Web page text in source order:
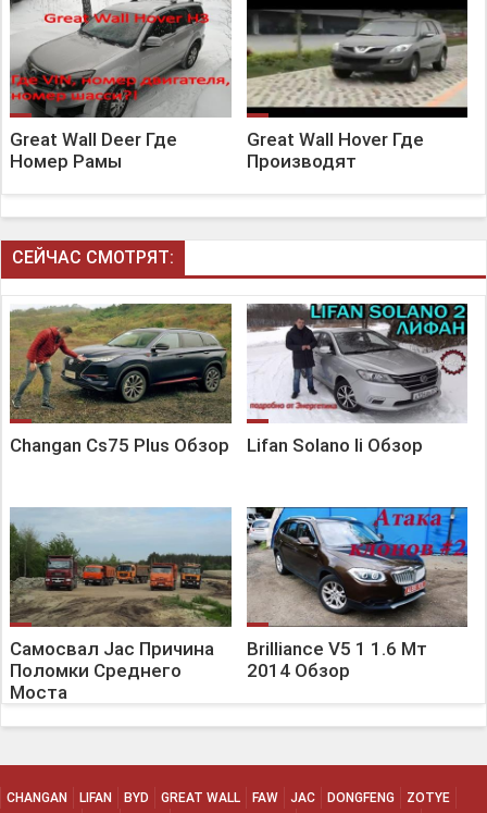
Great Wall Deer Где
Номер Рамы
Great Wall Hover Где
Производят
СЕЙЧАС СМОТРЯТ:
Changan Cs75 Plus Обзор Lifan Solano Ii Обзор
Самосвал Jac Причина
Поломки Среднего
Моста
Brilliance V5 1 1.6 Мт
2014 Обзор
CHANGAN LIFAN BYD GREAT WALL FAW JAC DONGFENG
ZOTYE